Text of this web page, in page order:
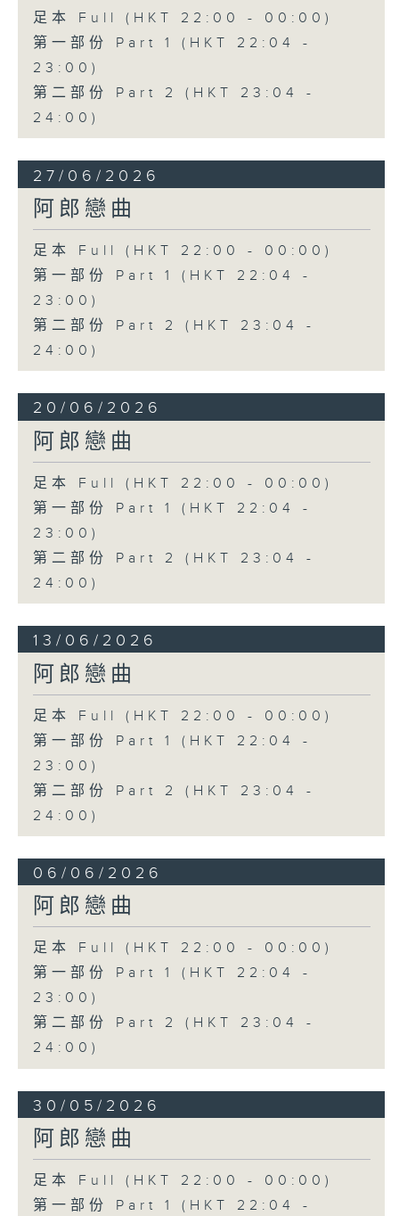
足本 Full (HKT 22:00 - 00:00)
第一部份 Part 1 (HKT 22:04 -
23:00)
第二部份 Part 2 (HKT 23:04 -
24:00)
27/06/2026
阿郎戀曲
足本 Full (HKT 22:00 - 00:00)
第一部份 Part 1 (HKT 22:04 -
23:00)
第二部份 Part 2 (HKT 23:04 -
24:00)
20/06/2026
阿郎戀曲
足本 Full (HKT 22:00 - 00:00)
第一部份 Part 1 (HKT 22:04 -
23:00)
第二部份 Part 2 (HKT 23:04 -
24:00)
13/06/2026
阿郎戀曲
足本 Full (HKT 22:00 - 00:00)
第一部份 Part 1 (HKT 22:04 -
23:00)
第二部份 Part 2 (HKT 23:04 -
24:00)
06/06/2026
阿郎戀曲
足本 Full (HKT 22:00 - 00:00)
第一部份 Part 1 (HKT 22:04 -
23:00)
第二部份 Part 2 (HKT 23:04 -
24:00)
30/05/2026
阿郎戀曲
足本 Full (HKT 22:00 - 00:00)
第一部份 Part 1 (HKT 22:04 -